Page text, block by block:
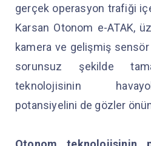
gerçek operasyon trafiği
Karsan Otonom e-ATAK,
kamera ve gelişmiş sensör
sorunsuz şekilde
teknolojisinin
potansiyelini de gözler